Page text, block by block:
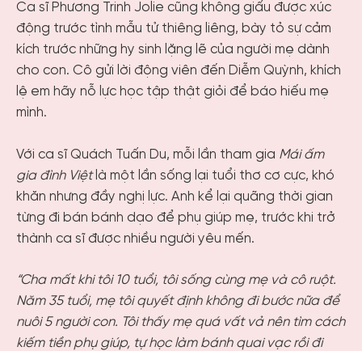
Ca sĩ Phương Trinh Jolie cũng không giấu được xúc
động trước tình mẫu tử thiêng liêng, bày tỏ sự cảm
kích trước những hy sinh lặng lẽ của người mẹ dành
cho con. Cô gửi lời động viên đến Diễm Quỳnh, khích
lệ em hãy nỗ lực học tập thật giỏi để báo hiếu mẹ
mình.
Với ca sĩ Quách Tuấn Du, mỗi lần tham gia Mái ấm
gia đình Việt là một lần sống lại tuổi thơ cơ cực, khó
khăn nhưng đầy nghị lực. Anh kể lại quãng thời gian
từng đi bán bánh dạo để phụ giúp mẹ, trước khi trở
thành ca sĩ được nhiều người yêu mến.
“Cha mất khi tôi 10 tuổi, tôi sống cùng mẹ và cô ruột.
Năm 35 tuổi, mẹ tôi quyết định không đi bước nữa để
nuôi 5 người con. Tôi thấy mẹ quá vất vả nên tìm cách
kiếm tiền phụ giúp, tự học làm bánh quai vạc rồi đi